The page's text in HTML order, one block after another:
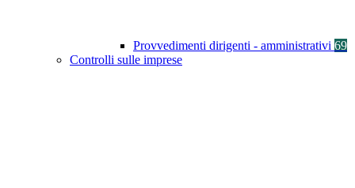
Provvedimenti dirigenti - amministrativi 69
Controlli sulle imprese